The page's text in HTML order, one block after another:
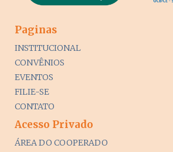
Paginas
INSTITUCIONAL
CONVÊNIOS
EVENTOS
FILIE-SE
CONTATO
Acesso Privado
ÁREA DO COOPERADO